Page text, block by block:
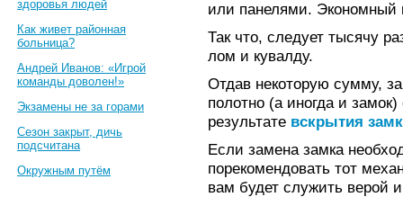
здоровья людей
Как живет районная
больница?
Андрей Иванов: «Игрой
команды доволен!»
Экзамены не за горами
Сезон закрыт, дичь
подсчитана
Окружным путём
или панелями. Экономный
Так что, следует тысячу
лом и кувалду.
Отдав некоторую сумму,
полотно (а иногда и
результате вскрытия
Если замена замка
порекомендовать тот
вам будет служить верой